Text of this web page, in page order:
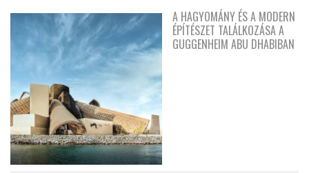
A HAGYOMÁNY ÉS A MODERN
ÉPÍTÉSZET TALÁLKOZÁSA A
GUGGENHEIM ABU DHABIBAN